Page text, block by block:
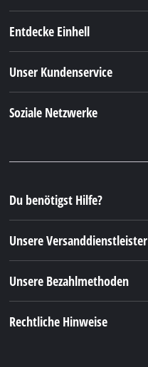
Entdecke Einhell
Unser Kundenservice
Soziale Netzwerke
Du benötigst Hilfe?
Unsere Versanddienstleister
Unsere Bezahlmethoden
Rechtliche Hinweise